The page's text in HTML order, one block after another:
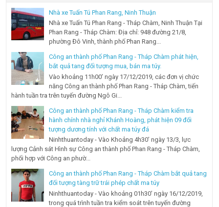
Nhà xe Tuấn Tú Phan Rang, Ninh Thuận
Nhà xe Tuấn Tú Phan Rang - Tháp Chàm, Ninh Thuận Tại
Phan Rang - Tháp Chàm: Địa chỉ: 948 đường 21/8,
phường Đô Vinh, thành phố Phan Rang...
Công an thành phố Phan Rang - Tháp Chàm phát hiện,
bắt quả tang đối tượng mua, bán ma túy.
Vào khoảng 11h00’ ngày 17/12/2019, các đơn vị chức
năng Công an thành phố Phan Rang - Tháp Chàm, tiến
hành tuần tra trên tuyến đường Ngô Gi...
Công an thành phố Phan Rang - Tháp Chàm kiểm tra
hành chính nhà nghỉ Khánh Hoàng, phát hiện 09 đối
tượng dương tính với chất ma túy đá
Ninhthuantoday - Vào Khoảng 4h30’ ngày 13/3, lực
lượng Cảnh sát Hình sự Công an thành phố Phan Rang - Tháp Chàm,
phối hợp với Công an phườ...
Công an thành phố Phan Rang - Tháp Chàm bắt quả tang
đối tượng tàng trữ trái phép chất ma túy
Ninhthuantoday - Vào khoảng 01h30’ ngày 16/12/2019,
trong quá trình tuần tra kiểm soát trên tuyến đường